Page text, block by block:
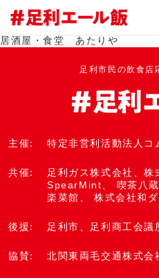
居酒屋・食堂 あたりや
足利市民の飲食店
主催 特定非営利活動法人コ
共催 足利ガス株式会社 、株
SpearMint
喫茶八蔵
楽菜館、 株式会社和
後援 足利市 足利商工会議
協賛 北関東両毛交通株式会